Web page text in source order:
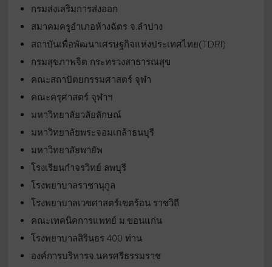
กรมส่งเสริมการส่งออก
สมาคมครูอำเภอห้างฉัตร จ.ลำปาง
สถาบันเพื่อพัฒนาเศรษฐกิจแห่งประเทศไทย(TDRI)
กรมสุขภาพจิต กระทรวงสาธารณสุข
คณะสถาปัตยกรรมศาสตร์ จุฬา
คณะครุศาสตร์ จุฬาฯ
มหาวิทยาลัยวลัยลักษณ์
มหาวิทยาลัยพระจอมเกล้าธนบุรี
มหาวิทยาลัยพายัพ
โรงเรียนกำจรวิทย์ ลพบุรี
โรงพยาบาลราชานุกูล
โรงพยาบาลเวชศาสตร์เขตร้อน ราชวิถี
คณะเทคนิคการแพทย์ ม.ขอนแก่น
โรงพยาบาลสิรินธร 400 ท่าน
องค์การบริหารจ.นครศรีธรรมราช